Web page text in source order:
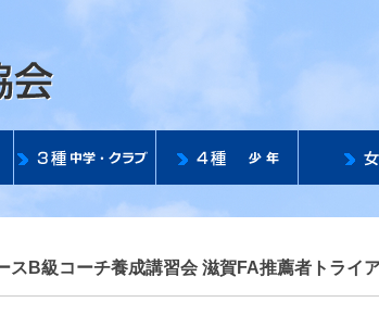
公益社団法人 滋
スB級コーチ養成講習会 滋賀FA推薦者トライ